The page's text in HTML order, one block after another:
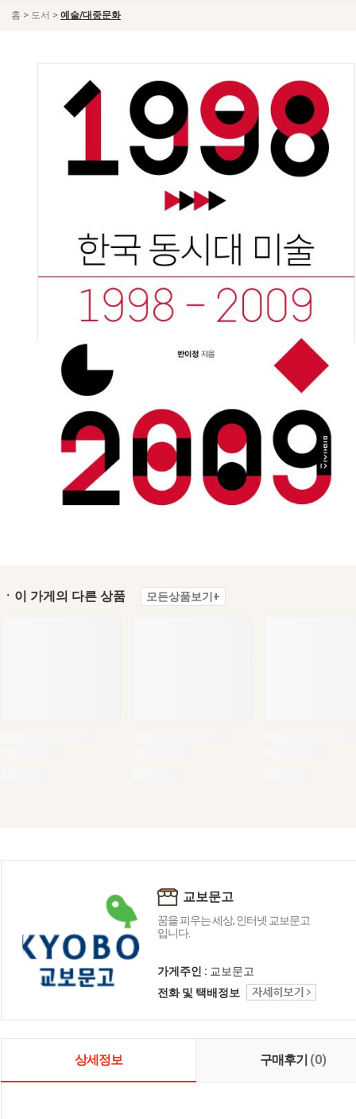
홈 > 도서 > 예술/대중문화
ㆍ이 가게의 다른 상품 모든상품보기+
교보문고
꿈을 피우는 세상, 인터넷 교보문고
입니다.
가게주인 : 교보문고
전화 및 택배정보
상세정보 구매후기 (0)